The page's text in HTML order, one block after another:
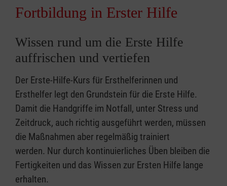
Fortbildung in Erster Hilfe
Wissen rund um die Erste Hilfe
auffrischen und vertiefen
Der Erste-Hilfe-Kurs für Ersthelferinnen und
Ersthelfer legt den Grundstein für die Erste Hilfe.
Damit die Handgriffe im Notfall, unter Stress und
Zeitdruck, auch richtig ausgeführt werden, müssen
die Maßnahmen aber regelmäßig trainiert
werden. Nur durch kontinuierliches Üben bleiben die
Fertigkeiten und das Wissen zur Ersten Hilfe lange
erhalten.